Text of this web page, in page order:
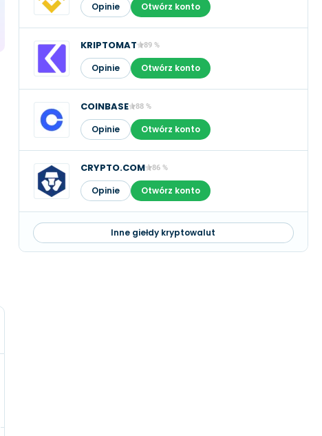
Opinie Otwórz konto
KRIPTOMAT 89 %
Opinie Otwórz konto
COINBASE 88 %
Opinie Otwórz konto
CRYPTO.COM 86 %
Opinie Otwórz konto
Inne giełdy kryptowalut